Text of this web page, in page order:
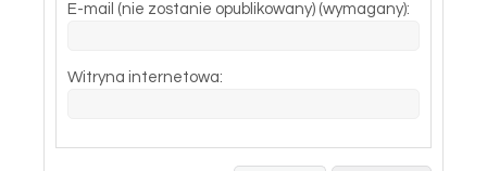
E-mail (nie zostanie opublikowany) (wymagany):
Witryna internetowa: